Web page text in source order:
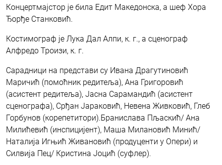
Концертмајстор је била Едит Македонска, а шеф Хора
Ђорђе Станковић.
Костимограф је Лука Дал Алпи, к. г., а сценограф
Алфредо Троизи, к. г.
Сарадници на представи су Ивана Драгутиновић
Маричић (помоћник редитеља), Ана Григоровић
(асистент редитеља), Јасна Сарамандић (асистент
сценографа), Срђан Јараковић, Невена Живковић, Глеб
Горбунов (корепетитори).Бранислава Пљаскић/ Ана
Милићевић (инспицијент), Маша Милановић Минић/
Наталија Игњић Живановић (продуценти у Опери) и
Силвија Пец/ Кристина Јоцић (суфлер).